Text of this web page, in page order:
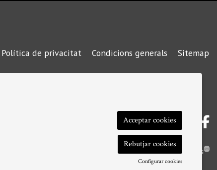
Política de privacitat Condicions generals Sitemap
Link a
Acceptar cookies
Rebutjar cookies
Configurar cookies